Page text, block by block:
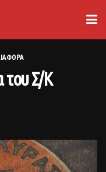
του Σ/Κ